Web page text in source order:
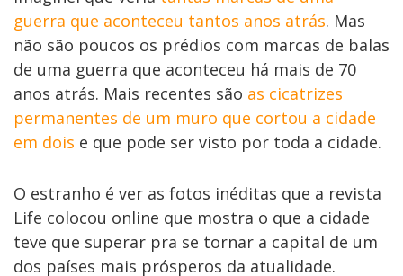
guerra que aconteceu tantos anos atrás. Mas
não são poucos os prédios com marcas de balas
de uma guerra que aconteceu há mais de 70
anos atrás. Mais recentes são as cicatrizes
permanentes de um muro que cortou a cidade
em dois e que pode ser visto por toda a cidade.
O estranho é ver as fotos inéditas que a revista
Life colocou online que mostra o que a cidade
teve que superar pra se tornar a capital de um
dos países mais prósperos da atualidade.